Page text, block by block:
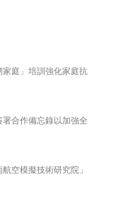
庭」培訓強化家庭抗
合作備忘錄以加強全
空模擬技術研究院」